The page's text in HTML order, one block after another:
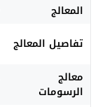
المعالج
تفاصيل المعالج
معالج
الرسومات